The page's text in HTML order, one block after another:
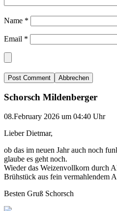
Name *
Email *
Abbrechen
Schorsch Mildenberger
08.February 2026 um 04:40 Uhr
Lieber Dietmar,
ob das im neuen Jahr auch noch
glaube es geht noch.
Wieder das Weizenvollkorn durch
Brühstück aus fein vermahlendem
Besten Gruß Schorsch